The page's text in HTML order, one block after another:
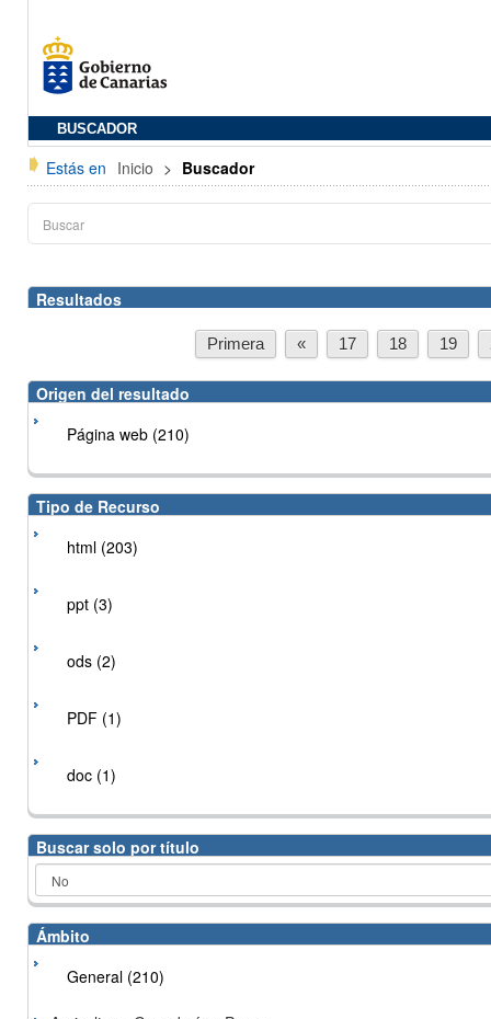
BUSCADOR
Estás en Inicio > Buscador
Resultados
Primera « 17 18 19
Origen del resultado
Página web (210)
Tipo de Recurso
html (203)
ppt (3)
ods (2)
PDF (1)
doc (1)
Buscar solo por título
Ámbito
General (210)